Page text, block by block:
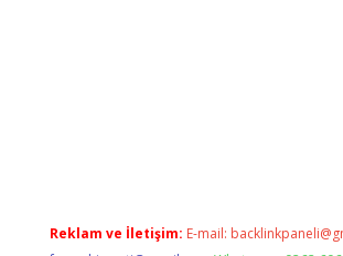
Reklam ve İletişim: E-mail: